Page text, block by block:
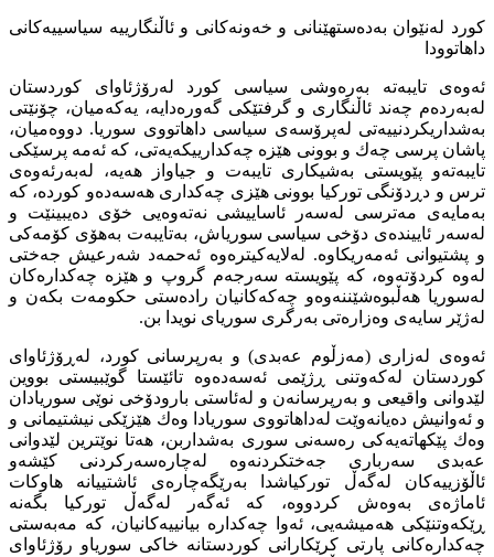
كورد لەنێوان بەدەستهێنانی و خەونەكانی و ئاڵنگارییە سیاسییەكانی
داهاتوودا
ئەوەی تایبەتە بەرەوشی سیاسی كورد لەرۆژئاوای كوردستان
لەبەردەم چەند ئاڵنگاری و گرفتێكی گەورەدایە، یەكەمیان، چۆنێتی
بەشداریكردنییەتی لەپرۆسەی سیاسی داهاتووی سوریا. دووەمیان،
پاشان پرسی چەك و بوونی هێزە چەكدارییكەیەتی، كە ئەمە پرسێكی
تایبەتەو پێویستی بەشیكاری تایبەت و جیاواز هەیە، لەبەرئەوەی
ترس و دڕدۆنگی توركیا بوونی هێزی چەكداری هەسەدەو كوردە، كە
بەمایەی مەترسی لەسەر ئاساییشی نەتەوەیی خۆی دەیبینێت و
لەسەر ئاییندەی دۆخی سیاسی سوریاش، بەتایبەت بەهۆی كۆمەكی
و پشتیوانی ئەمەریكاوە. لەلایەكیترەوە ئەحمەد شەرعیش جەختی
لەوە كردۆتەوە، كە پێویستە سەرجەم گروپ و هێزە چەكدارەكان
لەسوریا هەڵبوەشێننەوەو چەكەكانیان رادەستی حكومەت بكەن و
لەژێر سایەی وەزارەتی بەرگری سوریای نویدا بن.
ئەوەی لەزاری (مەزڵوم عەبدی) و بەرپرسانی كورد، لەڕۆژئاوای
كوردستان لەكەوتنی ڕژێمی ئەسەدەوە تائێستا گوێبیستی بووین
لێدوانی واقیعی و بەرپرسانەن و لەئاستی بارودۆخی نوێی سوریادان
و ئەوانیش دەیانەوێت لەداهاتووی سوریادا وەك هێزێكی نیشتیمانی و
وەك پێكهاتەیەكی رەسەنی سوری بەشداربن، هەتا نوێترین لێدوانی
عەبدی سەرباری جەختكردنەوە لەچارەسەركردنی كێشەو
ئاڵۆزییەكان لەگەڵ توركیاشدا بەرێگەچارەی ئاشتییانە هاوكات
ئاماژەی بەوەش كردووە، كە ئەگەر لەگەڵ توركیا بگەنە
ڕێكەوتنێكی هەمیشەیی، ئەوا چەكدارە بیانییەكانیان، كە مەبەستی
چەكدارەكانی پارتی كرێكارانی كوردستانە خاكی سوریاو رۆژئاوای